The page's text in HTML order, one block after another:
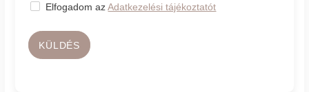
Elfogadom azAdatkezelési tájékoztatót
KÜLDÉS